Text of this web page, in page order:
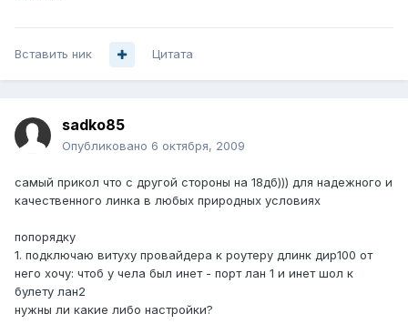
Вставить ник Цитата
sadko85
Опубликовано 6 октября, 2009
самый прикол что с другой стороны на 18дб))) для надежного и
качественного линка в любых природных условиях
попорядку
1. подключаю витуху провайдера к роутеру длинк дир100 от
него хочу: чтоб у чела был инет - порт лан 1 и инет шол к
булету лан2
нужны ли какие либо настройки?